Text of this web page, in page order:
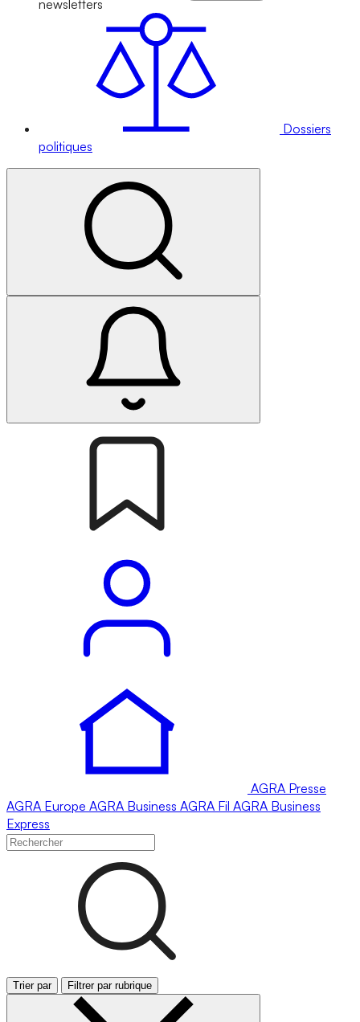
newsletters
Dossiers
politiques
AGRA Presse
AGRA Europe AGRA Business AGRA Fil AGRA Business
Express
Trier par Filtrer par rubrique